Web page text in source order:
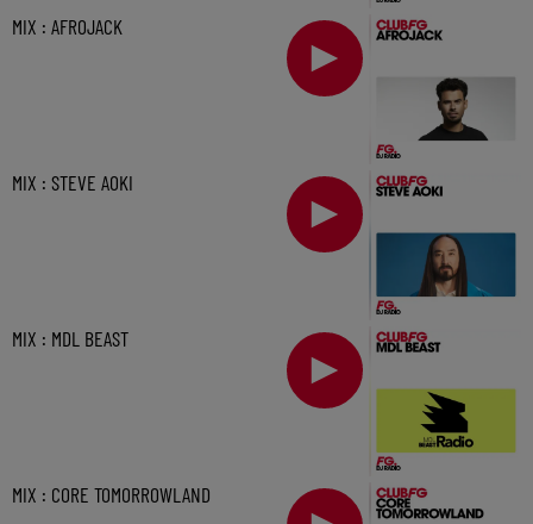
MIX : AFROJACK
MIX : STEVE AOKI
MIX : MDL BEAST
MIX : CORE TOMORROWLAND